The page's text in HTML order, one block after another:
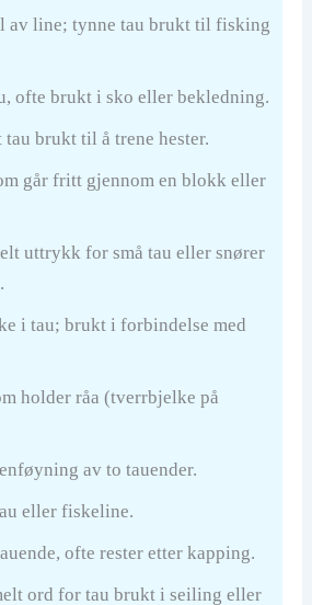
av line; tynne tau brukt til fisking
ofte brukt i sko eller bekledning.
brukt til å trene hester.
går fritt gjennom en blokk eller
uttrykk for små tau eller snører
i tau; brukt i forbindelse med
holder råa (tverrbjelke på
av to tauender.
eller fiskeline.
ofte rester etter kapping.
ord for tau brukt i seiling eller